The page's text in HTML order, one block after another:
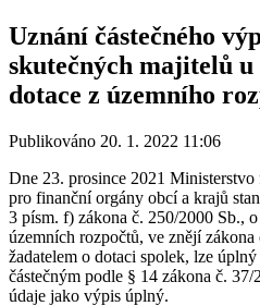
Uznání částečného
skutečných majitelů
dotace z územního
Publikováno 20. 1. 2022 11:06
Dne 23. prosince 2021
pro finanční orgány obcí a krajů
3 písm. f) zákona č. 250/2000 Sb.,
územních rozpočtů, ve znějí
žadatelem o dotaci spolek, lze
částečným podle § 14 zákona č.
údaje jako výpis úplný.